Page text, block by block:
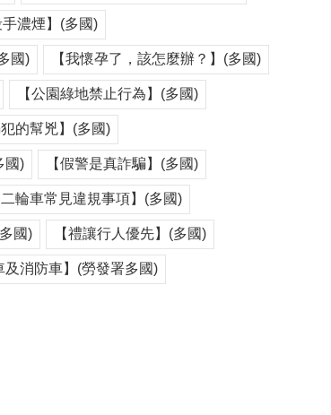
手濃煙】(多國)
國) 【我懷孕了，該怎麼辦？】(多國)
【公園綠地禁止行為】(多國)
犯的幫兇】(多國)
國) 【假警是真詐騙】(多國)
二輪車常見違規事項】(多國)
國) 【禮讓行人優先】(多國)
及消防車】(勞發署多國)